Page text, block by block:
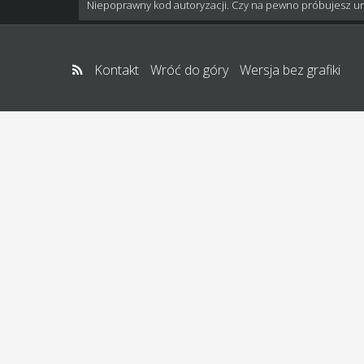
Niepoprawny kod autoryzacji. Czy na pewno próbujesz
Kontakt Wróć do góry Wersja bez grafiki